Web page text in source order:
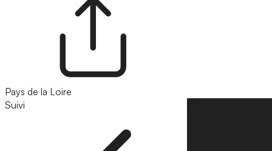
Pays de la Loire
Suivi